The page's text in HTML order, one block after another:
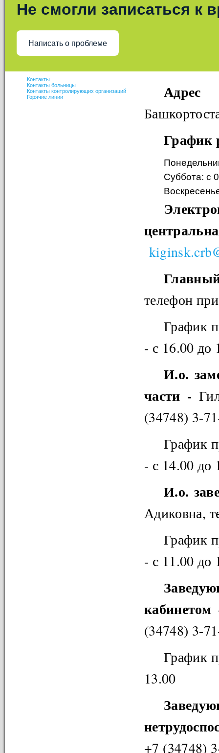
Не смогли записаться к
Написать о проблеме
Контакты
Контакты больницы
Контакты контролирующих организаций
Горячие линии
Адрес
График
Суббота: с
телефон
График
- с 16.00 до
И.о.
части -
(34748) 3-
График
- с 14.00 до
И.о.
Адиковна,
График
- с 11.00 до
кабинетом
(34748) 3-
График
13.00
+7 (34748)